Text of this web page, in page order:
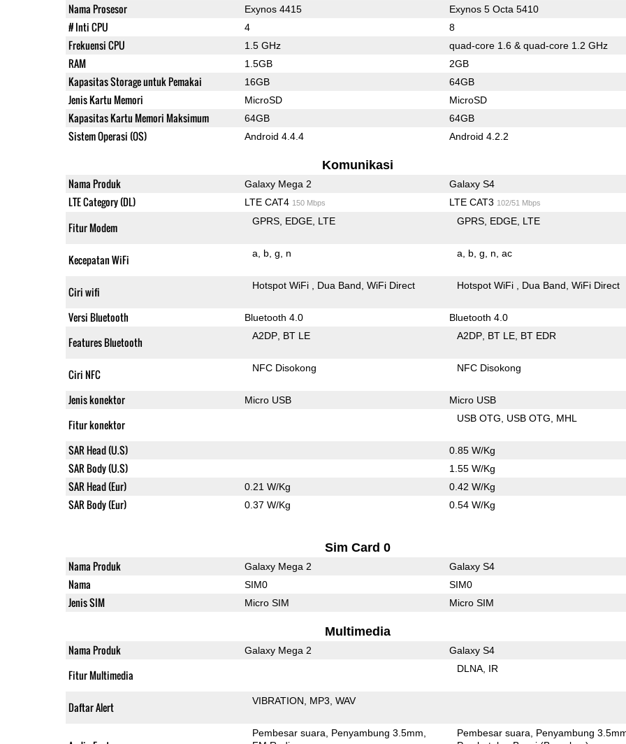
Nama Prosesor Exynos 4415 Exynos 5 Octa 5410
# Inti CPU 4 8
Frekuensi CPU 1.5 GHz quad-core 1.6 & quad-core 1.2 GHz
RAM 1.5GB 2GB
Kapasitas Storage untuk Pemakai 16GB 64GB
Jenis Kartu Memori MicroSD MicroSD
Kapasitas Kartu Memori Maksimum 64GB 64GB
Sistem Operasi (OS) Android 4.4.4 Android 4.2.2
Komunikasi
Nama Produk Galaxy Mega 2 Galaxy S4
LTE Category (DL) LTE CAT4 150 Mbps LTE CAT3 102/51 Mbps
Fitur Modem GPRS EDGE LTE GPRS EDGE LTE
Kecepatan WiFi a b g n a b g n ac
Ciri wifi Hotspot WiFi Dua Band WiFi Direct Hotspot WiFi Dua Band WiFi Direct
Versi Bluetooth Bluetooth 4.0 Bluetooth 4.0
Features Bluetooth A2DP BT LE A2DP BT LE BT EDR
Ciri NFC NFC Disokong NFC Disokong
Jenis konektor Micro USB Micro USB
Fitur konektor USB OTG USB OTG MHL
SAR Head (U.S) 0.85 W/Kg
SAR Body (U.S) 1.55 W/Kg
SAR Head (Eur) 0.21 W/Kg 0.42 W/Kg
SAR Body (Eur) 0.37 W/Kg 0.54 W/Kg
Sim Card 0
Nama Produk Galaxy Mega 2 Galaxy S4
Nama SIM0 SIM0
Jenis SIM Micro SIM Micro SIM
Multimedia
Nama Produk Galaxy Mega 2 Galaxy S4
Fitur Multimedia DLNA IR
Daftar Alert VIBRATION MP3 WAV
Pembesar suara
Penyambung 3.5mm
Pembesar suara
Penyambung